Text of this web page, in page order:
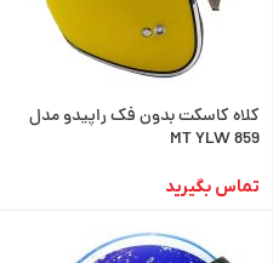
کلاه کاسکت بدون فک راپیدو مدل
MT YLW 859
تماس بگیرید